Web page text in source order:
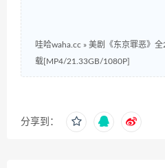
哇哈waha.cc » 美剧《东京罪恶》
载[MP4/21.33GB/1080P]
分享到：